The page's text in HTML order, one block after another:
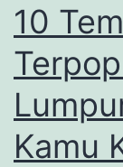
10
Kamu